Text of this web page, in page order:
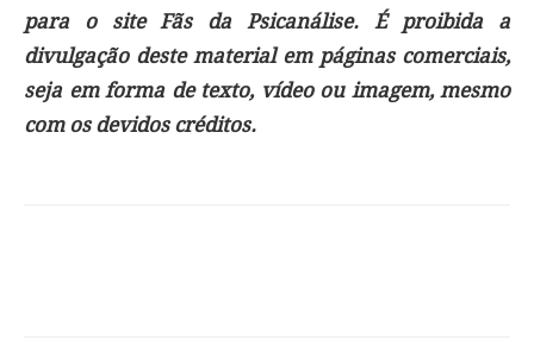
para o site Fãs da Psicanálise. É proibida a
divulgação deste material em páginas comerciais,
seja em forma de texto, vídeo ou imagem, mesmo
com os devidos créditos.